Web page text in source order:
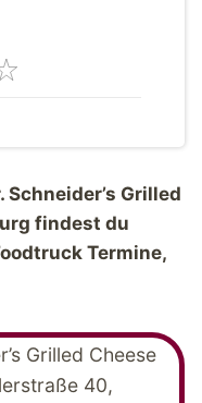
Schneider’s Grilled
findest du
Termine,
Grilled Cheese
40,